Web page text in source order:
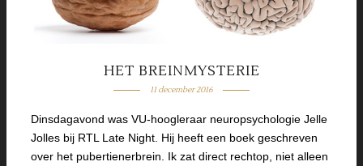
HET BREINMYSTERIE
11 december 2016
Dinsdagavond was VU-hoogleraar neuropsychologie Jelle
Jolles bij RTL Late Night. Hij heeft een boek geschreven
over het pubertienerbrein. Ik zat direct rechtop, niet alleen